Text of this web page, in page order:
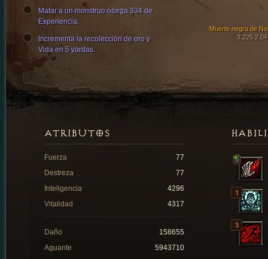
Muerte negra de
3,225.2
Matar a un monstruo otorga 334 de
Experiencia.
Incrementa la recolección de oro y
Vida en 5 yardas.
ATRIBUTOS
Fuerza
77
Destreza
77
Inteligencia
4296
Vitalidad
4317
Daño
158655
Aguante
5943710